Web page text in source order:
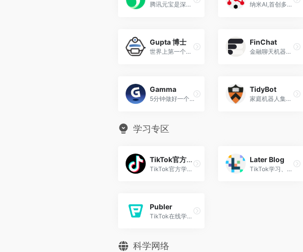
腾讯元宝是深圳市腾讯计算机系统有限公司基于自研混元大模型开发的C端AI助手App， [2]于2024年5月30日上线。 纳米AI,首创多智能体蜂群,一句话生成专家级视频、报告、PPT。纳米AI,集成MCP万能工具箱,打破信息围墙,让搜索更全、更广、更深、更专业。纳米AI,集成DeepSeek,智脑,通义千问等十六家大模型,支持深度推理、个人知识库管理等...
Gupta 博士
世界上第一个医生聊天机器人
FinChat
金融聊天机器人，用自然语言对这些公司和超级投资者提问，让它们总结你想要的答案。
Gamma
5分钟做好一个PPT
TidyBot
家庭机器人集成大模型
学习专区
TikTok官方博客
TikTok官方学习博客
Later Blog
TikTok学习、资源博客
Publer
TikTok在线学习博客
科学网络